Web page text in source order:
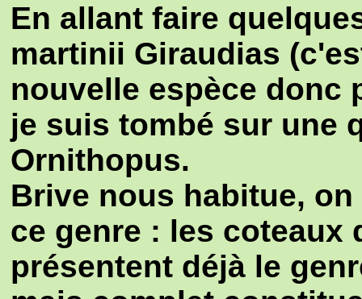
En allant faire
martinii Giraudias
nouvelle espèce donc
je suis tombé sur une
Ornithopus.
Brive nous habitue,
ce genre : les coteaux
présentent déjà le